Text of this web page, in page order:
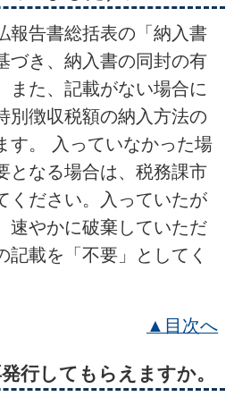
報告書総括表の「納入書
づき、納入書の同封の有
また、記載がない場合に
別徴収税額の納入方法の
す。 入っていなかった場
となる場合は、税務課市
ください。入っていたが
速やかに破棄していただ
記載を「不要」としてく
▲目次へ
行してもらえますか。